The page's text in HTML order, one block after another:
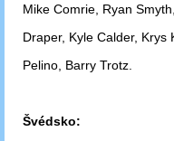
Mike Comrie, Ryan
Draper, Kyle Calder, Krys
Pelino, Barry Trotz.
Švédsko: